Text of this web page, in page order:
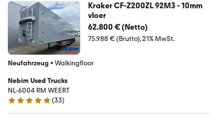
Kraker CF-Z200ZL 92M3 - 10mm
vloer
62.800 € (Netto)
75.988 € (Brutto) 21% MwSt.
Neufahrzeug • Walkingfloor
Nebim Used Trucks
NL-6004 RM WEERT
5 Sterne
(33)